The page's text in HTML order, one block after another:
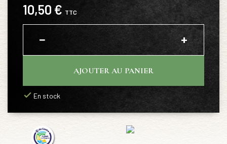
10,50 € TTC
− +
AJOUTER AU PANIER
En stock